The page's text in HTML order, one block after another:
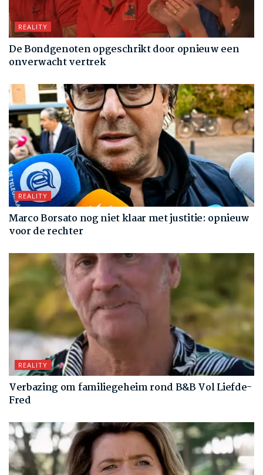
REALITY
De Bondgenoten opgeschrikt door opnieuw een
onverwacht vertrek
REALITY
Marco Borsato nog niet klaar met justitie: opnieuw
voor de rechter
REALITY
Verbazing om familiegeheim rond B&B Vol Liefde-
Fred